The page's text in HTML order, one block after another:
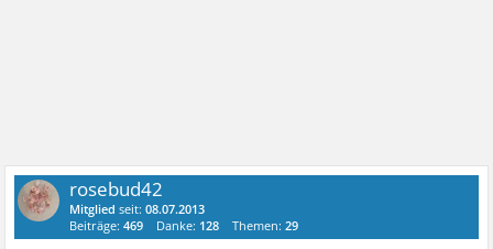
rosebud42
Mitglied seit:08.07.2013
Beiträge:469 Danke: 128 Themen:29